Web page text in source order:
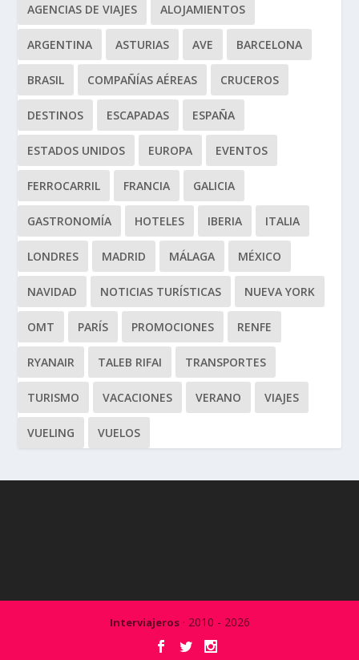
AGENCIAS DE VIAJES ALOJAMIENTOS
ARGENTINA ASTURIAS AVE BARCELONA
BRASIL COMPAÑÍAS AÉREAS CRUCEROS
DESTINOS ESCAPADAS ESPAÑA
ESTADOS UNIDOS EUROPA EVENTOS
FERROCARRIL FRANCIA GALICIA
GASTRONOMÍA HOTELES IBERIA ITALIA
LONDRES MADRID MÁLAGA MÉXICO
NAVIDAD NOTICIAS TURÍSTICAS NUEVA YORK
OMT PARÍS PROMOCIONES RENFE
RYANAIR TALEB RIFAI TRANSPORTES
TURISMO VACACIONES VERANO VIAJES
VUELING VUELOS
Interviajeros· 2010 - 2026